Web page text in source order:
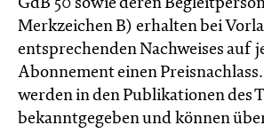
GdB 50 sowie deren
Merkzeichen B) erhalten bei
entsprechenden Nachweises auf
Abonnement einen
werden in den Publikationen des
bekanntgegeben und können